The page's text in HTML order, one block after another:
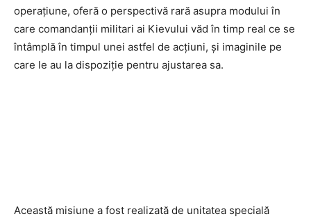
operațiune, oferă o perspectivă rară asupra modului în
care comandanții militari ai Kievului văd în timp real ce se
întâmplă în timpul unei astfel de acțiuni, și imaginile pe
care le au la dispoziție pentru ajustarea sa.
Această misiune a fost realizată de unitatea specială